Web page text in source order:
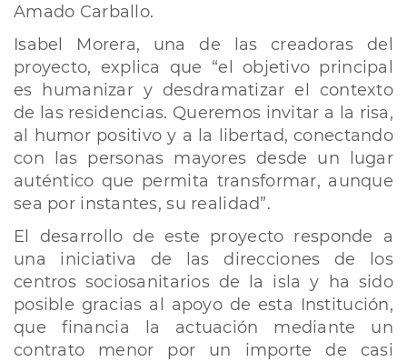
Amado Carballo.
Isabel Morera, una de las creadoras del
proyecto, explica que “el objetivo principal
es humanizar y desdramatizar el contexto
de las residencias. Queremos invitar a la risa,
al humor positivo y a la libertad, conectando
con las personas mayores desde un lugar
auténtico que permita transformar, aunque
sea por instantes, su realidad”.
El desarrollo de este proyecto responde a
una iniciativa de las direcciones de los
centros sociosanitarios de la isla y ha sido
posible gracias al apoyo de esta Institución,
que financia la actuación mediante un
contrato menor por un importe de casi